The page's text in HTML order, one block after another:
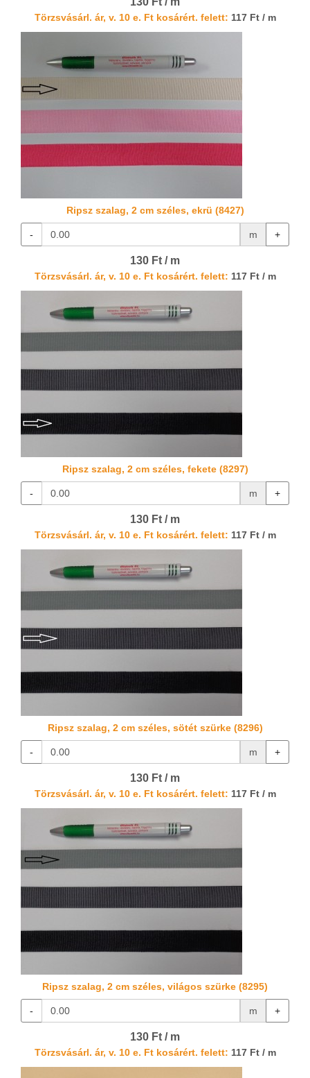
Törzsvásárl. ár, v. 10 e. Ft kosárért. felett: 117 Ft / m
Ripsz szalag, 2 cm széles, ekrü (8427)
- m +
130 Ft / m
Törzsvásárl. ár, v. 10 e. Ft kosárért. felett: 117 Ft / m
Ripsz szalag, 2 cm széles, fekete (8297)
- m +
130 Ft / m
Törzsvásárl. ár, v. 10 e. Ft kosárért. felett: 117 Ft / m
Ripsz szalag, 2 cm széles, sötét szürke (8296)
- m +
130 Ft / m
Törzsvásárl. ár, v. 10 e. Ft kosárért. felett: 117 Ft / m
Ripsz szalag, 2 cm széles, világos szürke (8295)
- m +
130 Ft / m
Törzsvásárl. ár, v. 10 e. Ft kosárért. felett: 117 Ft / m